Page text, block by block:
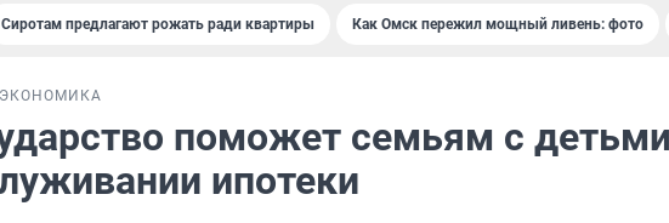
Сиротам предлагают рожать ради квартиры Как Омск пережил мощный ливень: фото
ЭКОНОМИКА
поможет семьям с
ипотеки